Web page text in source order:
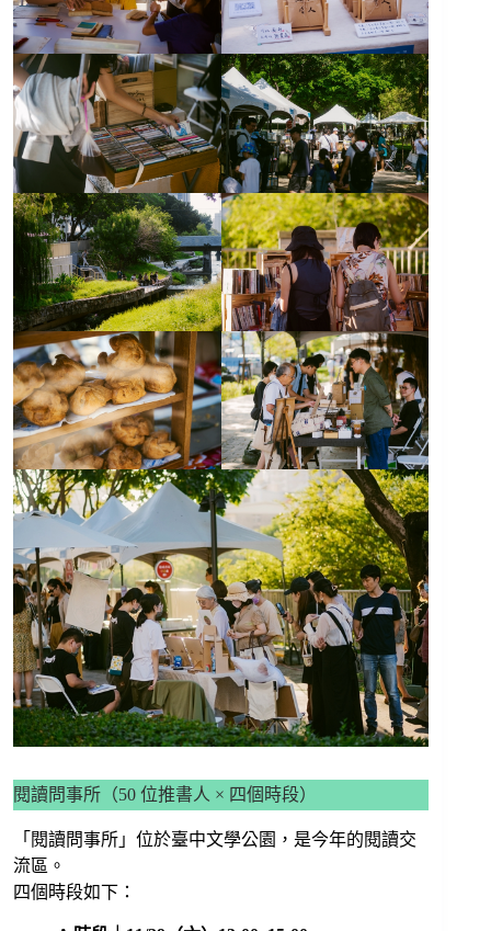
閱讀問事所（50 位推書人 × 四個時段）
「閱讀問事所」位於臺中文學公園，是今年的閱讀交
流區。
四個時段如下：